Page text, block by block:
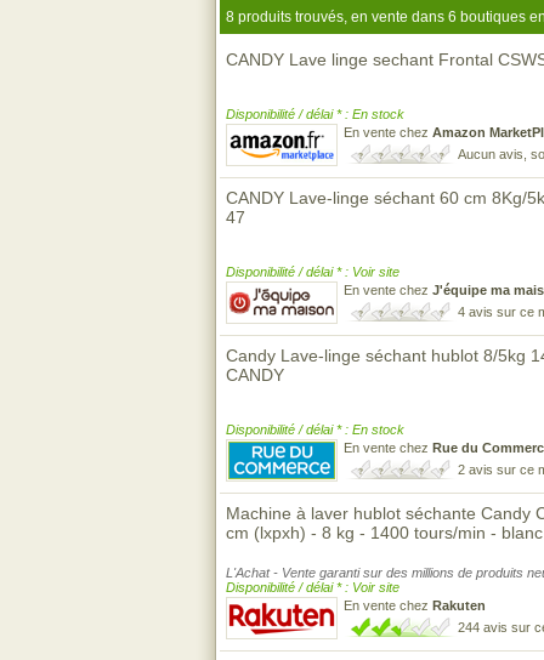
8 produits trouvés, en vente dans 6 boutiques
CANDY Lave linge sechant Frontal
Disponibilité / délai * : En stock
En vente chez Amazon
Aucun avis,
CANDY Lave-linge séchant 60 cm 8Kg/
47
Disponibilité / délai * : Voir site
En vente chez J'équipe ma
4 avis sur ce
Candy Lave-linge séchant hublot 8/5kg
CANDY
Disponibilité / délai * : En stock
En vente chez Rue du
2 avis sur ce
Machine à laver hublot séchante Candy
cm (lxpxh) - 8 kg - 1400 tours/min - blanc
L'Achat - Vente garanti sur des millions de produits
Disponibilité / délai * : Voir site
En vente chez Rakuten
244 avis sur